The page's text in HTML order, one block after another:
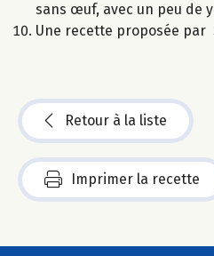
sans œuf, avec un peu de
Une recette proposée par
Retour à la liste
Imprimer la recette